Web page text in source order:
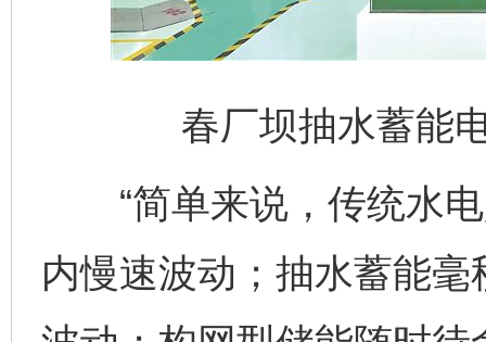
春厂坝抽水蓄能
“简单来说，传统水电
内慢速波动；抽水蓄能